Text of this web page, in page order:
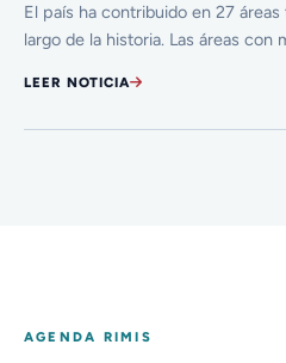
El país ha contribuido en 27
largo de la historia. Las áreas con
LEER NOTICIA
AGENDA RIMIS